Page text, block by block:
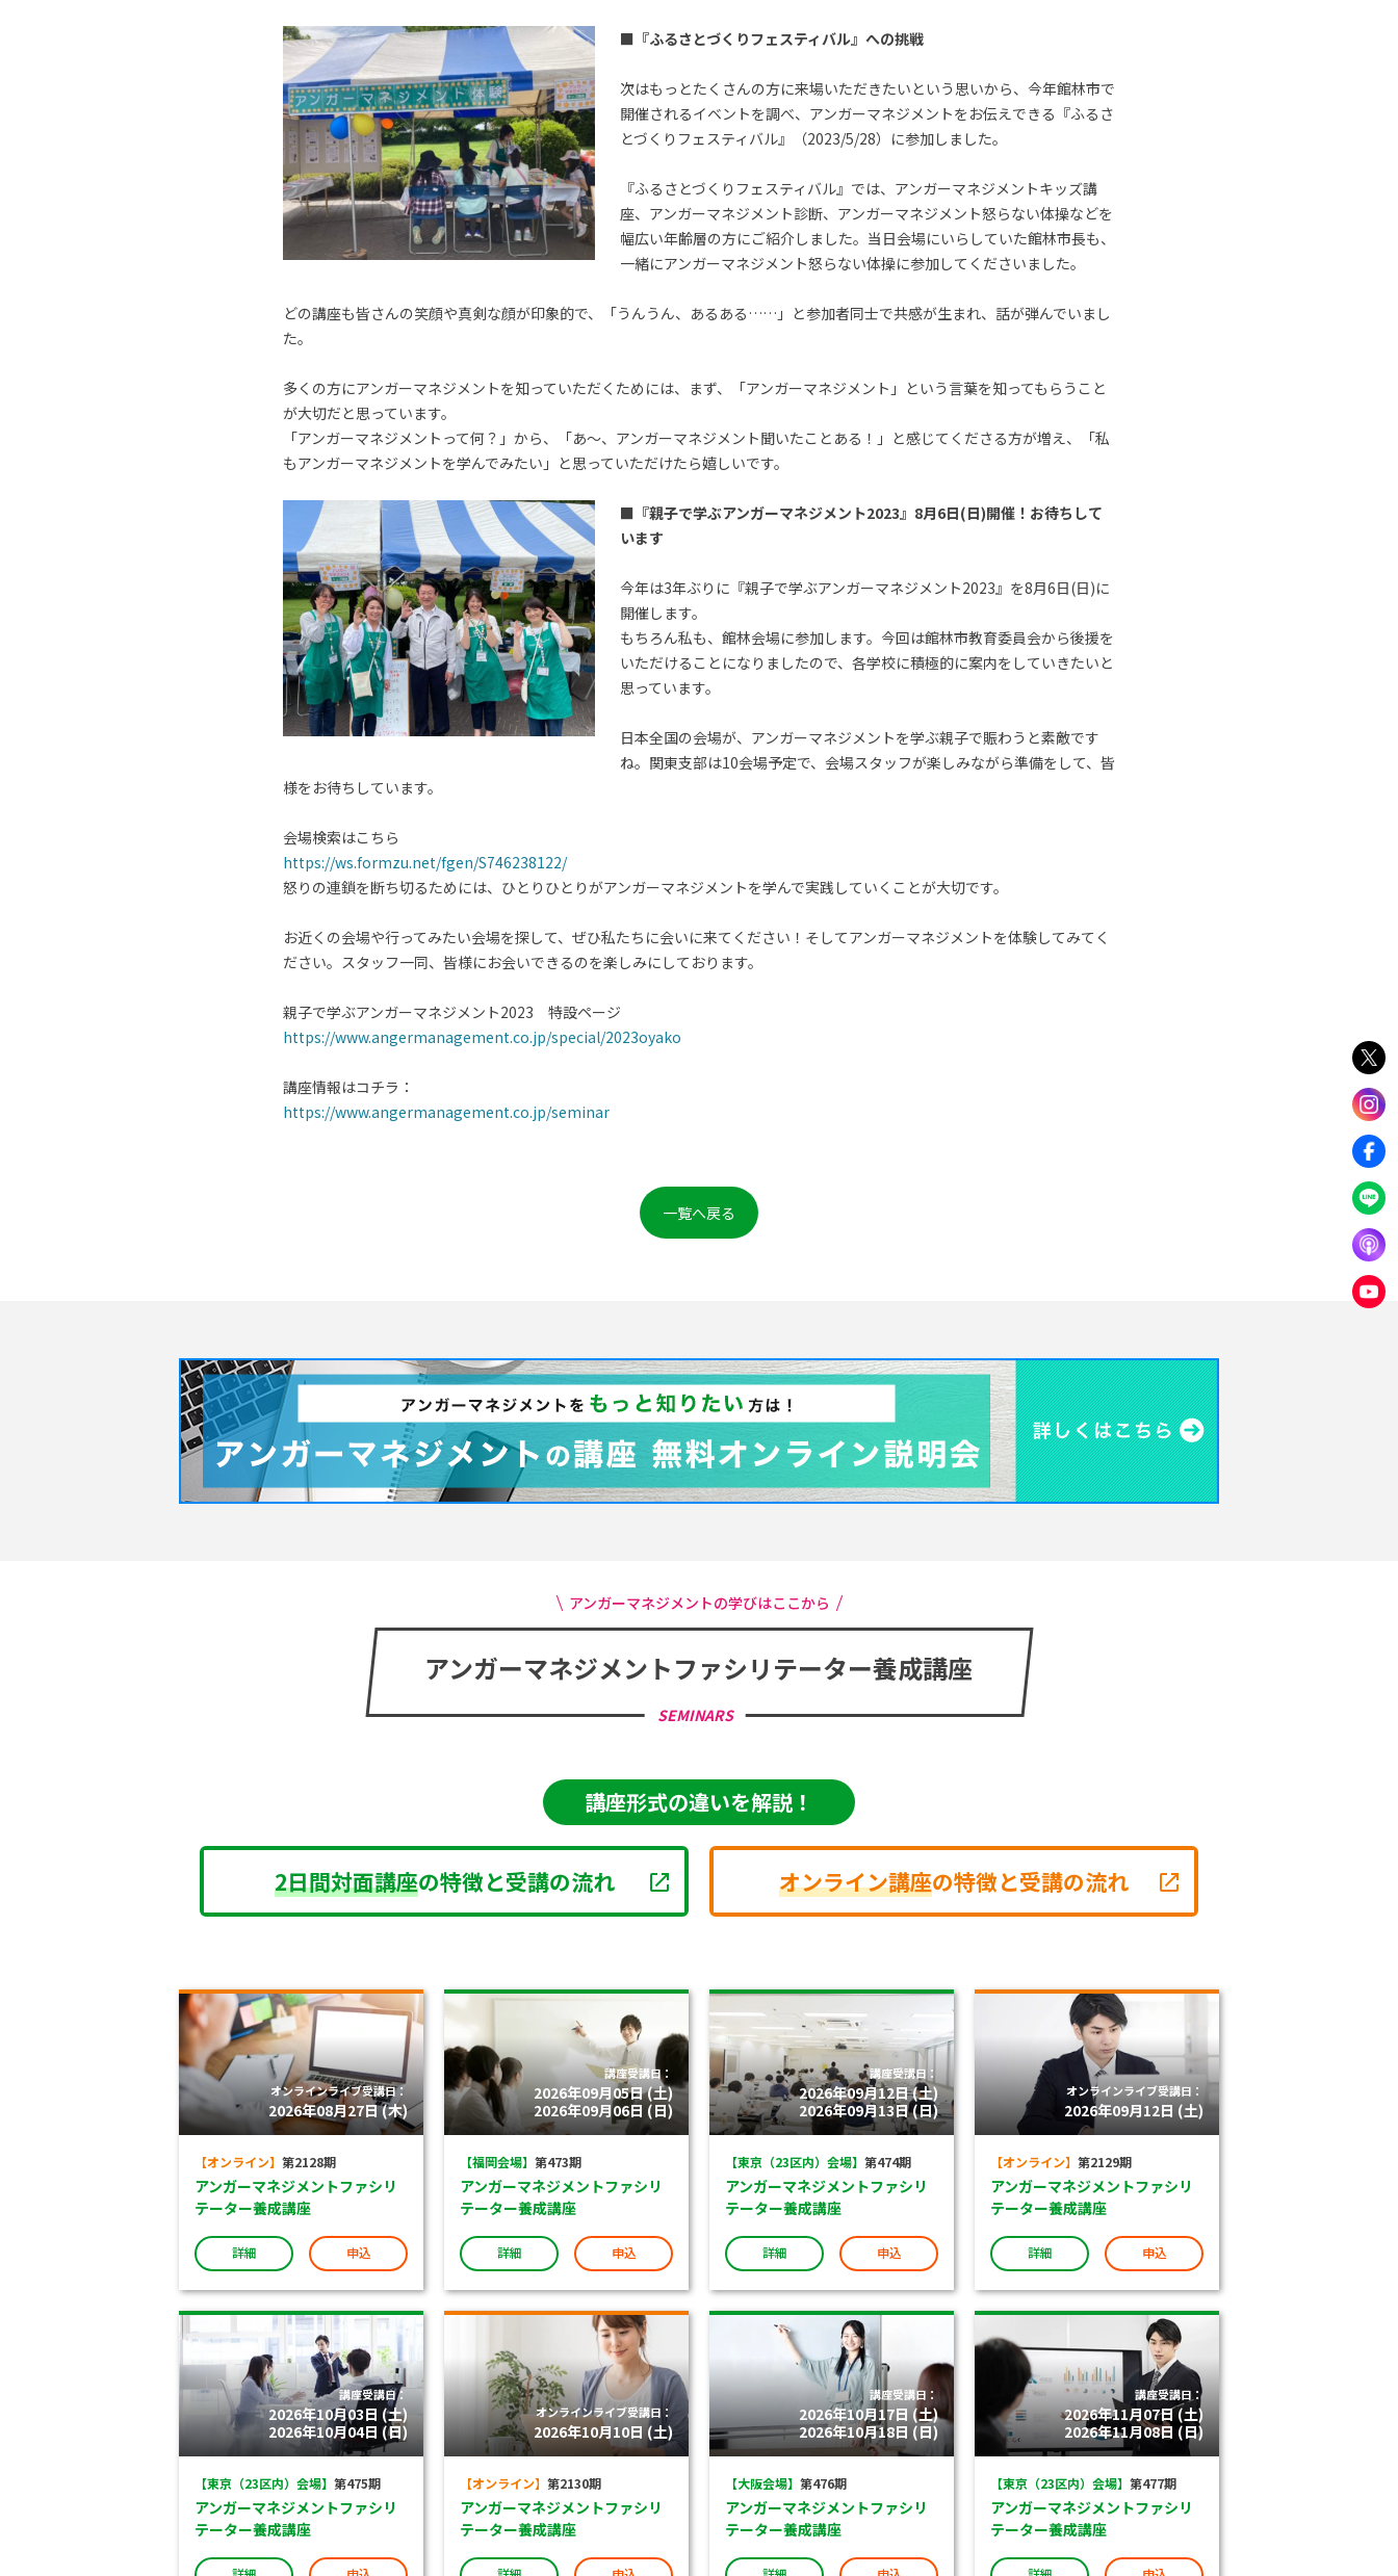
■『ふるさとづくりフェスティバル』への挑戦
次はもっとたくさんの方に来場いただきたいという思いから、今年館林市で
開催されるイベントを調べ、アンガーマネジメントをお伝えできる『ふるさ
とづくりフェスティバル』（2023/5/28）に参加しました。
『ふるさとづくりフェスティバル』では、アンガーマネジメントキッズ講
座、アンガーマネジメント診断、アンガーマネジメント怒らない体操などを
幅広い年齢層の方にご紹介しました。当日会場にいらしていた館林市長も、
一緒にアンガーマネジメント怒らない体操に参加してくださいました。
どの講座も皆さんの笑顔や真剣な顔が印象的で、「うんうん、あるある……」と参加者同士で共感が生まれ、話が弾んでいまし
た。
多くの方にアンガーマネジメントを知っていただくためには、まず、「アンガーマネジメント」という言葉を知ってもらうこと
が大切だと思っています。
「アンガーマネジメントって何？」から、「あ～、アンガーマネジメント聞いたことある！」と感じてくださる方が増え、「私
もアンガーマネジメントを学んでみたい」と思っていただけたら嬉しいです。
■『親⼦で学ぶアンガーマネジメント2023』8月6日(日)開催！お待ちして
います
今年は3年ぶりに『親⼦で学ぶアンガーマネジメント2023』を8月6日(日)に
開催します。
もちろん私も、館林会場に参加します。今回は館林市教育委員会から後援を
いただけることになりましたので、各学校に積極的に案内をしていきたいと
思っています。
日本全国の会場が、アンガーマネジメントを学ぶ親子で賑わうと素敵です
ね。関東支部は10会場予定で、会場スタッフが楽しみながら準備をして、皆
様をお待ちしています。
会場検索はこちら
https://ws.formzu.net/fgen/S746238122/
怒りの連鎖を断ち切るためには、ひとりひとりがアンガーマネジメントを学んで実践していくことが大切です。
お近くの会場や行ってみたい会場を探して、ぜひ私たちに会いに来てください！そしてアンガーマネジメントを体験してみてく
ださい。スタッフ一同、皆様にお会いできるのを楽しみにしております。
親子で学ぶアンガーマネジメント2023 特設ページ
https://www.angermanagement.co.jp/special/2023oyako
講座情報はコチラ：
https://www.angermanagement.co.jp/seminar
一覧へ戻る
アンガーマネジメントの学びはここから
アンガーマネジメントファシリテーター養成講座
SEMINARS
講座形式の違いを解説！
2日間対面講座の特徴と受講の流れ オンライン講座の特徴と受講の流れ
オンラインライブ受講日：
2026年08月27日 (木)
【オンライン】 第2128期
アンガーマネジメントファシリ
テーター養成講座
詳細 申込
講座受講日：
2026年09月05日 (土)
2026年09月06日 (日)
【福岡会場】 第473期
アンガーマネジメントファシリ
テーター養成講座
詳細 申込
講座受講日：
2026年09月12日 (土)
2026年09月13日 (日)
【東京（23区内）会場】 第474期
アンガーマネジメントファシリ
テーター養成講座
詳細 申込
オンラインライブ受講日：
2026年09月12日 (土)
【オンライン】 第2129期
アンガーマネジメントファシリ
テーター養成講座
詳細 申込
講座受講日：
2026年10月03日 (土)
2026年10月04日 (日)
【東京（23区内）会場】 第475期
アンガーマネジメントファシリ
テーター養成講座
オンラインライブ受講日：
2026年10月10日 (土)
【オンライン】 第2130期
アンガーマネジメントファシリ
テーター養成講座
講座受講日：
2026年10月17日 (土)
2026年10月18日 (日)
【大阪会場】 第476期
アンガーマネジメントファシリ
テーター養成講座
講座受講日：
2026年11月07日 (土)
2026年11月08日 (日)
【東京（23区内）会場】 第477期
アンガーマネジメントファシリ
テーター養成講座